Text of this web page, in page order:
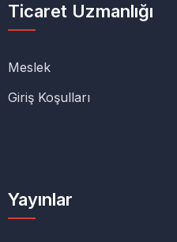
Ticaret Uzmanlığı
Meslek
Giriş Koşulları
Yayınlar